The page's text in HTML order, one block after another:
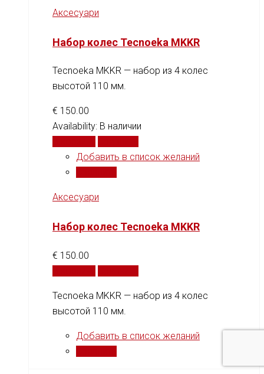
Аксесуари
Набор колес Tecnoeka MKKR
Tecnoeka MKKR — набор из 4 колес
высотой 110 мм.
€ 150.00
Availability: В наличии
Добавить в список желаний
Аксесуари
Набор колес Tecnoeka MKKR
€ 150.00
Tecnoeka MKKR — набор из 4 колес
высотой 110 мм.
Добавить в список желаний